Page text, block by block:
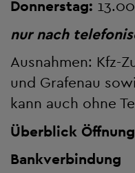
Donnerstag:
nur nach
Ausnahmen: Kfz-
und Grafenau
kann auch ohne
Überblick
Bankverbindung